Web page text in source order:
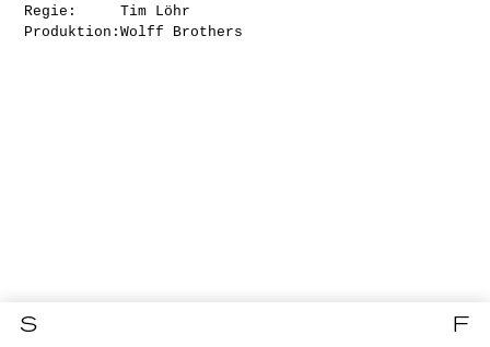
S F
Regie:
Tim Löhr
Produktion:Wolff Brothers